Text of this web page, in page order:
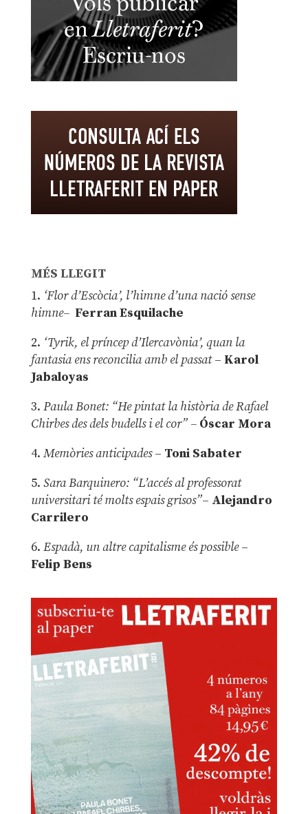
MÉS LLEGIT
1. ‘Flor d’Escòcia’, l’himne d’una nació sense
himne– Ferran Esquilache
2. ‘Tyrik, el príncep d’Ilercavònia’, quan la
fantasia ens reconcilia amb el passat– Karol
Jabaloyas
3. Paula Bonet: “He pintat la història de Rafael
Chirbes des dels budells i el cor” –Óscar Mora
4. Memòries anticipades– Toni Sabater
5. Sara Barquinero: “L’accés al professorat
universitari té molts espais grisos”– Alejandro
Carrilero
6. Espadà, un altre capitalisme és possible –
Felip Bens